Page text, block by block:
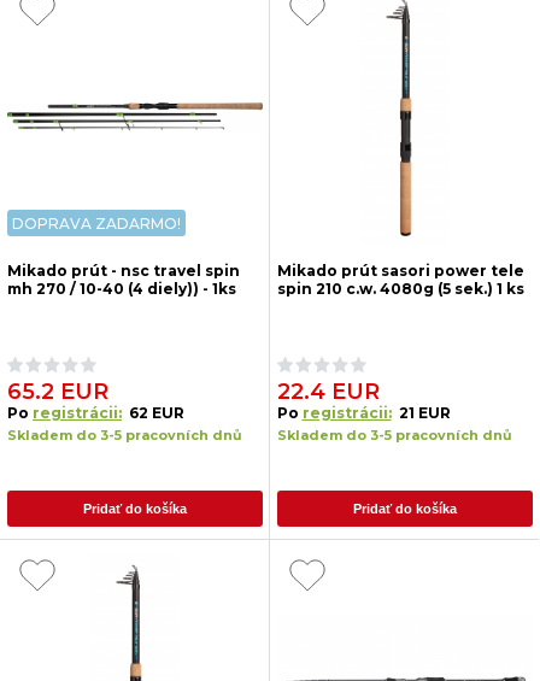
DOPRAVA ZADARMO!
Mikado prút - nsc travel spin
mh 270 / 10-40 (4 diely)) - 1ks
65.2 EUR
Po registrácii: 62 EUR
Skladem do 3-5 pracovních dnů
Pridať do košíka
Mikado prút sasori power tele
spin 210 c.w. 4080g (5 sek.) 1 ks
22.4 EUR
Po registrácii: 21 EUR
Skladem do 3-5 pracovních dnů
Pridať do košíka